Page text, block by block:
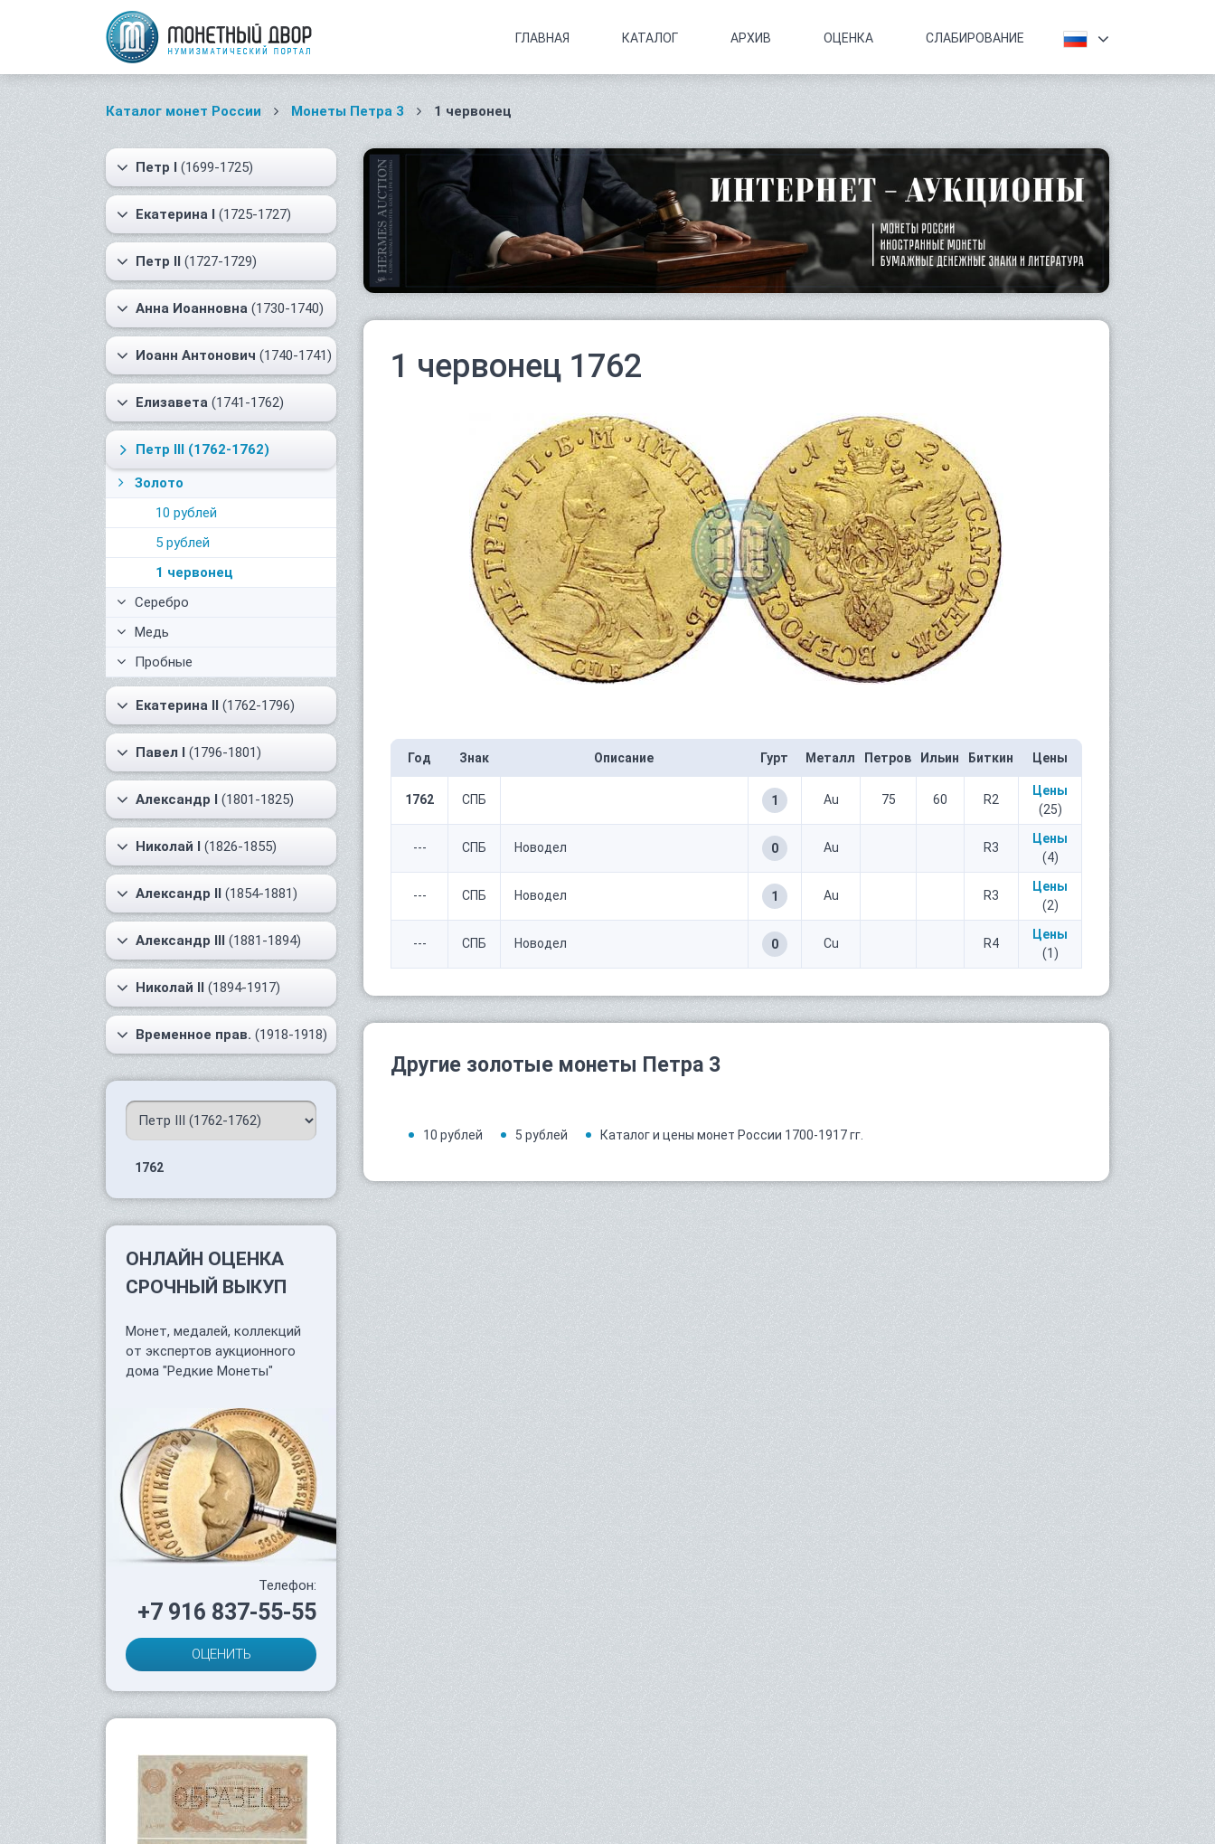
ГЛАВНАЯ КАТАЛОГ АРХИВ ОЦЕНКА СЛАБИРОВАНИЕ
Каталог монет России Монеты Петра 3 1 червонец
Петр I (1699-1725)
Екатерина I (1725-1727)
Петр II (1727-1729)
Анна Иоанновна (1730-1740)
Иоанн Антонович (1740-1741)
Елизавета (1741-1762)
Петр III (1762-1762)
Золото
10 рублей
5 рублей
1 червонец
Серебро
Медь
Пробные
Екатерина II (1762-1796)
Павел I (1796-1801)
Александр I (1801-1825)
Николай I (1826-1855)
Александр II (1854-1881)
Александр III (1881-1894)
Николай II (1894-1917)
Временное прав. (1918-1918)
1762
ОНЛАЙН ОЦЕНКА
СРОЧНЫЙ ВЫКУП
Монет, медалей, коллекций
от экспертов аукционного
дома "Редкие Монеты"
Телефон:
+7 916 837-55-55
ОЦЕНИТЬ
1 червонец 1762
Год Знак Описание Гурт Металл Петров Ильин Биткин Цены
1762 СПБ 1 Au 75 60 R2
Цены
(25)
--- СПБ Новодел 0 Au R3
Цены
(4)
--- СПБ Новодел 1 Au R3
Цены
(2)
--- СПБ Новодел 0 Cu R4
Цены
(1)
Другие золотые монеты Петра 3
10 рублей 5 рублей Каталог и цены монет России 1700-1917 гг.